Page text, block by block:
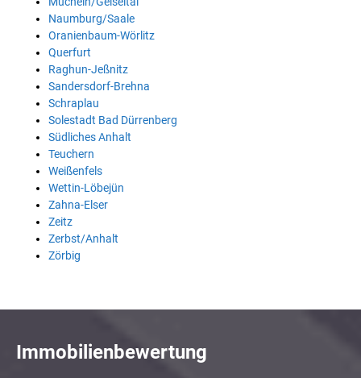
Naumburg/Saale
Oranienbaum-Wörlitz
Querfurt
Raghun-Jeßnitz
Sandersdorf-Brehna
Schraplau
Solestadt Bad Dürrenberg
Südliches Anhalt
Teuchern
Weißenfels
Wettin-Löbejün
Zahna-Elser
Zeitz
Zerbst/Anhalt
Zörbig
Immobilienbewertung